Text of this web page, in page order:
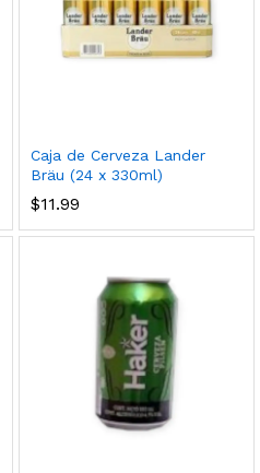
Caja de Cerveza Lander
Bräu (24 x 330ml)
$11.99